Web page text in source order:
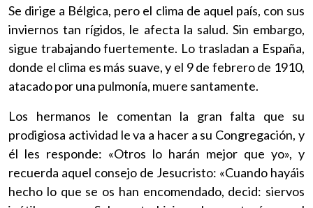
Se dirige a Bélgica, pero el clima de aquel país, con sus
inviernos tan rígidos, le afecta la salud. Sin embargo,
sigue trabajando fuertemente. Lo trasladan a España,
donde el clima es más suave, y el 9 de febrero de 1910,
atacado por una pulmonía, muere santamente.
Los hermanos le comentan la gran falta que su
prodigiosa actividad le va a hacer a su Congregación, y
él les responde: «Otros lo harán mejor que yo», y
recuerda aquel consejo de Jesucristo: «Cuando hayáis
hecho lo que se os han encomendado, decid: siervos